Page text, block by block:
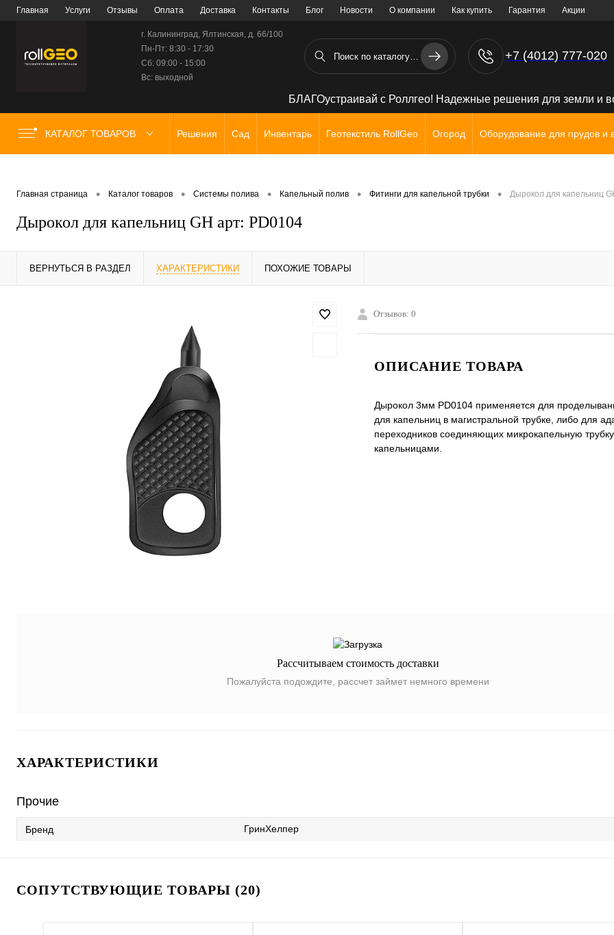
Главная Услуги Отзывы Оплата Доставка Контакты Блог Новости О компании Как купить Гарантия Акции
г. Калининград, Ялтинская, д. 66/100
Пн-Пт: 8:30 - 17:30
Сб: 09:00 - 15:00
Вс: выходной
+7 (4012) 777-020
БЛАГОустраивай с Роллгео! Надежные решения для земли и
КАТАЛОГ ТОВАРОВ Решения Сад Инвентарь Геотекстиль RollGeo Огород Оборудование для прудов и
Главная страница • Каталог товаров • Системы полива • Капельный полив • Фитинги для капельной трубки • Дырокол для капельниц
Дырокол для капельниц GH арт: PD0104
ВЕРНУТЬСЯ В РАЗДЕЛ ХАРАКТЕРИСТИКИ ПОХОЖИЕ ТОВАРЫ
Отзывов: 0
ОПИСАНИЕ ТОВАРА
Дырокол 3мм PD0104 применяется для
для капельниц в магистральной трубке, либо для
переходников соединяющих микрокапельную
капельницами.
Рассчитываем стоимость доставки
Пожалуйста подождите, рассчет займет немного времени
ХАРАКТЕРИСТИКИ
Прочие
Бренд ГринХелпер
СОПУТСТВУЮЩИЕ ТОВАРЫ (20)